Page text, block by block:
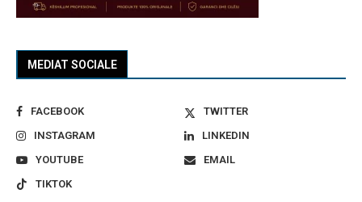
MEDIAT SOCIALE
FACEBOOK
TWITTER
INSTAGRAM
LINKEDIN
YOUTUBE
EMAIL
TIKTOK